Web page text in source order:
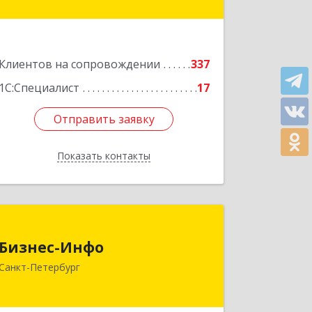
Клиентов на сопровождении
337
1С:Специалист
17
Отправить заявку
Показать контакты
Подробнее
Отправить заявку
Назад
Бизнес-Инфо
Петербург
191119, Санкт-Петербург г,
Константина Заслонова ул, дом № 7,